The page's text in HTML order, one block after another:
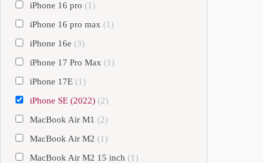
iPhone 16 pro (1)
iPhone 16 pro max (1)
iPhone 16e (3)
iPhone 17 Pro Max (1)
iPhone 17E (1)
iPhone SE (2022) (2)
MacBook Air M1 (2)
MacBook Air M2 (1)
MacBook Air M2 15 inch (1)